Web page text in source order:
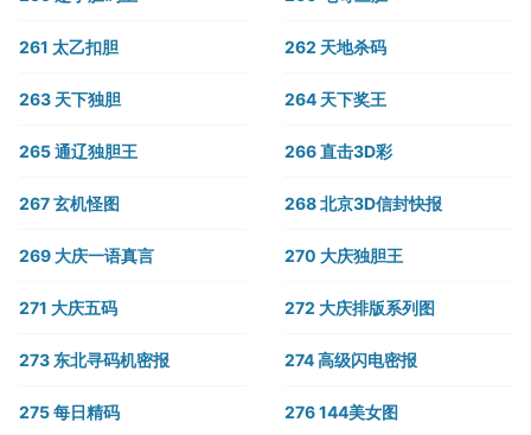
261 太乙扣胆 262 天地杀码
263 天下独胆 264 天下奖王
265 通辽独胆王 266 直击3D彩
267 玄机怪图 268 北京3D信封快报
269 大庆一语真言 270 大庆独胆王
271 大庆五码 272 大庆排版系列图
273 东北寻码机密报 274 高级闪电密报
275 每日精码 276 144美女图